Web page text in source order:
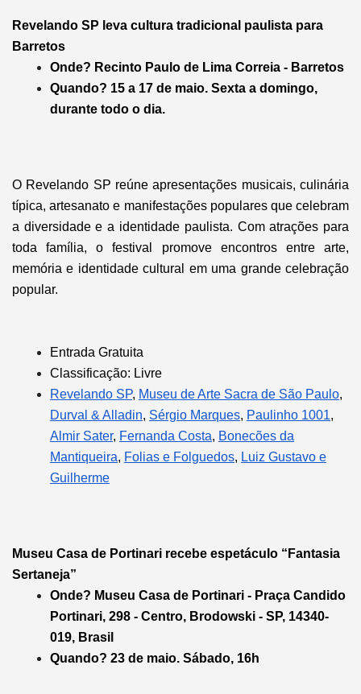
Revelando SP leva cultura tradicional paulista para
Barretos
Onde? Recinto Paulo de Lima Correia - Barretos
Quando? 15 a 17 de maio. Sexta a domingo,
durante todo o dia.
O Revelando SP reúne apresentações musicais, culinária
típica, artesanato e manifestações populares que celebram
a diversidade e a identidade paulista. Com atrações para
toda família, o festival promove encontros entre arte,
memória e identidade cultural em uma grande celebração
popular.
Entrada Gratuita
Classificação: Livre
Revelando SP, Museu de Arte Sacra de São Paulo,
Durval & Alladin, Sérgio Marques, Paulinho 1001,
Almir Sater, Fernanda Costa, Bonecões da
Mantiqueira, Folias e Folguedos, Luiz Gustavo e
Guilherme
Museu Casa de Portinari recebe espetáculo “Fantasia
Sertaneja”
Onde? Museu Casa de Portinari - Praça Candido
Portinari, 298 - Centro, Brodowski - SP, 14340-
019, Brasil
Quando? 23 de maio. Sábado, 16h